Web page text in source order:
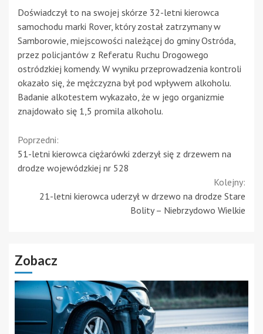
Doświadczył to na swojej skórze 32-letni kierowca
samochodu marki Rover, który został zatrzymany w
Samborowie, miejscowości należącej do gminy Ostróda,
przez policjantów z Referatu Ruchu Drogowego
ostródzkiej komendy. W wyniku przeprowadzenia kontroli
okazało się, że mężczyzna był pod wpływem alkoholu.
Badanie alkotestem wykazało, że w jego organizmie
znajdowało się 1,5 promila alkoholu.
Continue
Reading
Poprzedni:
51-letni kierowca ciężarówki zderzył się z drzewem na
drodze wojewódzkiej nr 528
Kolejny:
21-letni kierowca uderzył w drzewo na drodze Stare
Bolity – Niebrzydowo Wielkie
Zobacz